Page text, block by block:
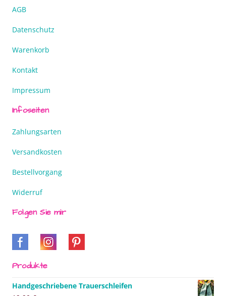
AGB
Datenschutz
Warenkorb
Kontakt
Impressum
Infoseiten
Zahlungsarten
Versandkosten
Bestellvorgang
Widerruf
Folgen Sie mir
Produkte
Handgeschriebene Trauerschleifen